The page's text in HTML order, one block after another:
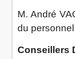
M. André
du
Conseillers